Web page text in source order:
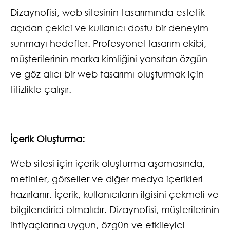
Dizaynofisi, web sitesinin tasarımında estetik
açıdan çekici ve kullanıcı dostu bir deneyim
sunmayı hedefler. Profesyonel tasarım ekibi,
müşterilerinin marka kimliğini yansıtan özgün
ve göz alıcı bir web tasarımı oluşturmak için
titizlikle çalışır.
İçerik Oluşturma:
Web sitesi için içerik oluşturma aşamasında,
metinler, görseller ve diğer medya içerikleri
hazırlanır. İçerik, kullanıcıların ilgisini çekmeli ve
bilgilendirici olmalıdır. Dizaynofisi, müşterilerinin
ihtiyaçlarına uygun, özgün ve etkileyici